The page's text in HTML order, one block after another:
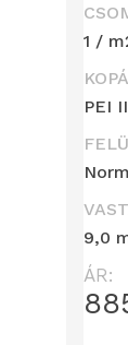
1 /
PEI
9,0
ÁR: